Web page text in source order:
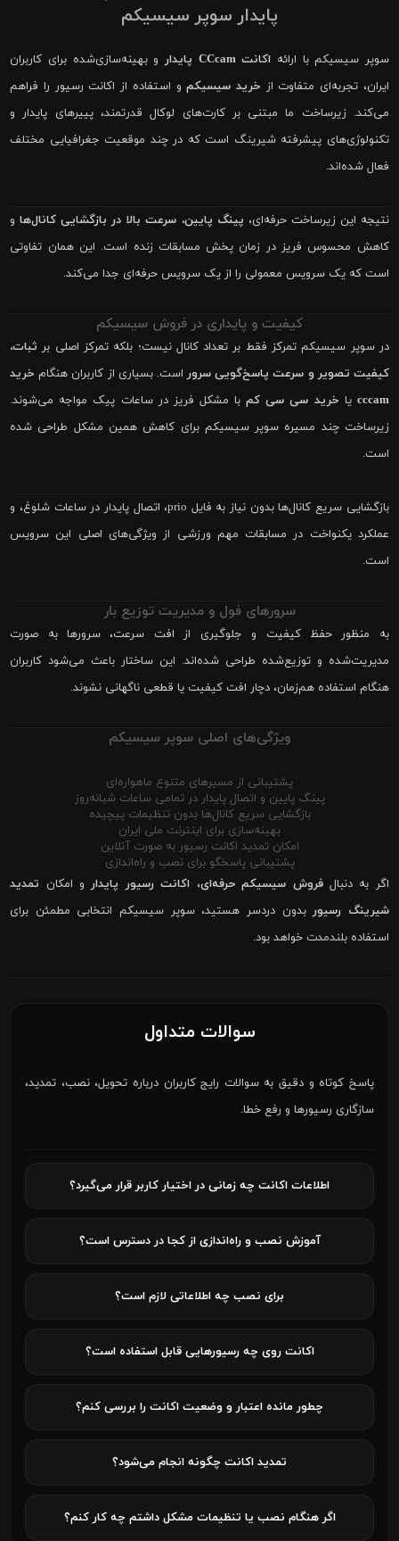
پایدار سوپر سیسیکم
سوپر سیسیکم با ارائه اکانت CCcam پایدار
و بهینه‌سازی‌شده برای کاربران
ایران، تجربه‌ای متفاوت از خرید سیسیکمو استفاده از اکانت رسیور را فراهم
می‌کند. زیرساخت ما مبتنی بر کارت‌های لوکال قدرتمند، پییرهای پایدار و
تکنولوژی‌های پیشرفته شیرینگ است که در چند موقعیت جغرافیایی مختلف
فعال شده‌اند.
نتیجه این زیرساخت حرفه‌ای، پینگ پایین، سرعت بالا در بازگشایی کانال‌هاو
کاهش محسوس فریز در زمان پخش مسابقات زنده است. این همان تفاوتی
است که یک سرویس معمولی را از یک سرویس حرفه‌ای جدا می‌کند.
کیفیت و پایداری در فروش سیسیکم
در سوپر سیسیکم تمرکز فقط بر تعداد کانال نیست؛ بلکه تمرکز اصلی بر ثبات،
کیفیت تصویر و سرعت پاسخ‌گویی سروراست. بسیاری از کاربران هنگام خرید
cccam یا خرید سی سی کمبا مشکل فریز در ساعات پیک مواجه می‌شوند.
زیرساخت چند مسیره سوپر سیسیکم برای کاهش همین مشکل طراحی شده
است.
بازگشایی سریع کانال‌ها بدون نیاز به فایل prio، اتصال پایدار در ساعات شلوغ، و
عملکرد یکنواخت در مسابقات مهم ورزشی از ویژگی‌های اصلی این سرویس
است.
سرورهای فول و مدیریت توزیع بار
به منظور حفظ کیفیت و جلوگیری از افت سرعت، سرورها به صورت
مدیریت‌شده و توزیع‌شده طراحی شده‌اند. این ساختار باعث می‌شود کاربران
هنگام استفاده هم‌زمان، دچار افت کیفیت یا قطعی ناگهانی نشوند.
ویژگی‌های اصلی سوپر سیسیکم
پشتیبانی از مسیرهای متنوع ماهواره‌ای
پینگ پایین و اتصال پایدار در تمامی ساعات شبانه‌روز
بازگشایی سریع کانال‌ها بدون تنظیمات پیچیده
بهینه‌سازی برای اینترنت ملی ایران
امکان تمدید اکانت رسیور به صورت آنلاین
پشتیبانی پاسخگو برای نصب و راه‌اندازی
اگر به دنبالفروش سیسیکم حرفه‌ای، اکانت رسیور پایدارو امکان تمدید
شیرینگ رسیوربدون دردسر هستید، سوپر سیسیکم انتخابی مطمئن برای
استفاده بلندمدت خواهد بود.
سوالات متداول
پاسخ کوتاه و دقیق به سوالات رایج کاربران درباره تحویل، نصب، تمدید،
سازگاری رسیورها و رفع خطا.
اطلاعات اکانت چه زمانی در اختیار کاربر قرار می‌گیرد؟
آموزش نصب و راه‌اندازی از کجا در دسترس است؟
برای نصب چه اطلاعاتی لازم است؟
اکانت روی چه رسیورهایی قابل استفاده است؟
چطور مانده اعتبار و وضعیت اکانت را بررسی کنم؟
تمدید اکانت چگونه انجام می‌شود؟
اگر هنگام نصب یا تنظیمات مشکل داشتم چه کار کنم؟